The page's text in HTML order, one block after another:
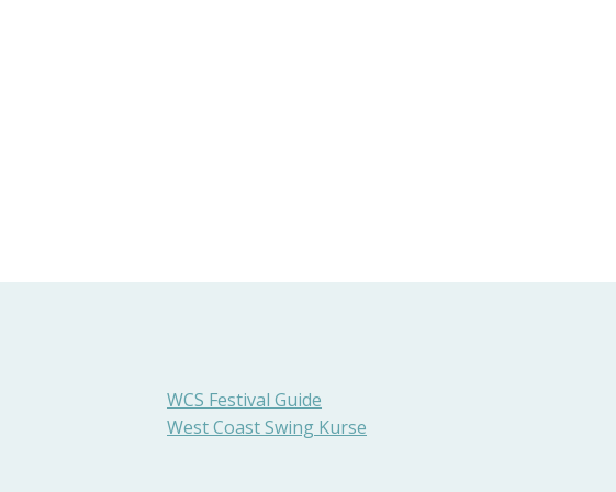
WCS Festival Guide
West Coast Swing Kurse